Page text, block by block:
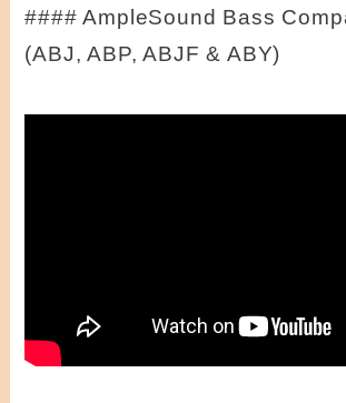
#### AmpleSound Bass
(ABJ, ABP, ABJF & ABY)